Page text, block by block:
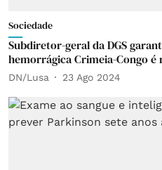
Sociedade
Subdiretor-geral da DGS
hemorrágica Crimeia-Congo é
DN/Lusa 23 Ago 2024